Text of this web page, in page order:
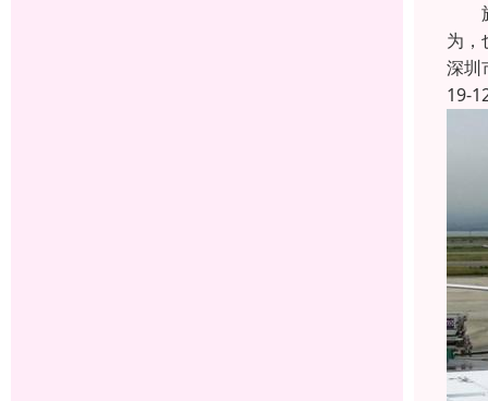
旅
为，
深圳
19-